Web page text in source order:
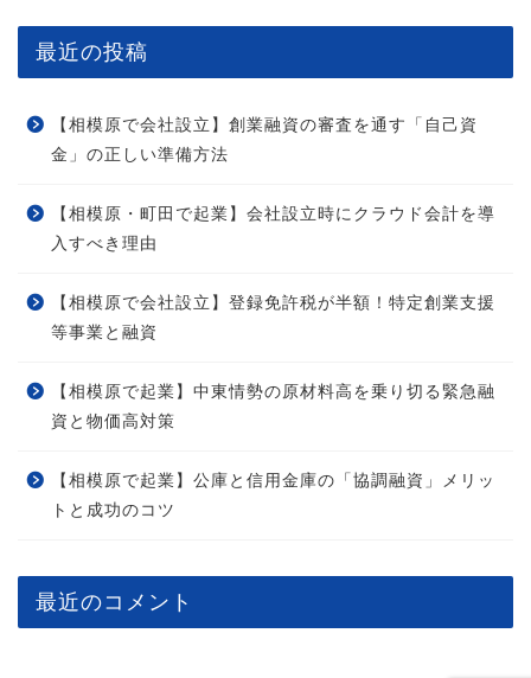
最近の投稿
【相模原で会社設立】創業融資の審査を通す「自己資
金」の正しい準備方法
【相模原・町田で起業】会社設立時にクラウド会計を導
入すべき理由
【相模原で会社設立】登録免許税が半額！特定創業支援
等事業と融資
【相模原で起業】中東情勢の原材料高を乗り切る緊急融
資と物価高対策
【相模原で起業】公庫と信用金庫の「協調融資」メリッ
トと成功のコツ
最近のコメント